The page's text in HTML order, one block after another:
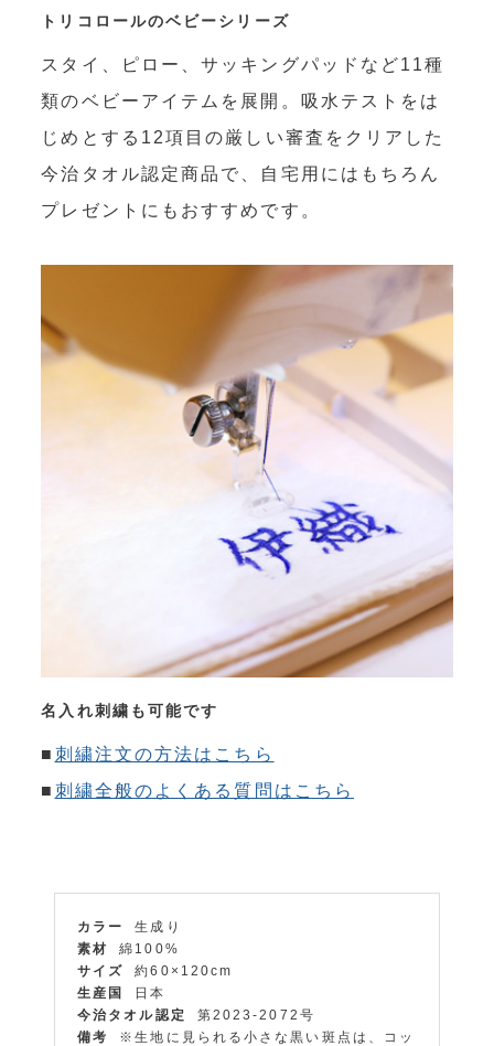
トリコロールのベビーシリーズ
スタイ、ピロー、サッキングパッドなど11種
類のベビーアイテムを展開。吸水テストをは
じめとする12項目の厳しい審査をクリアした
今治タオル認定商品で、自宅用にはもちろん
プレゼントにもおすすめです。
名入れ刺繍も可能です
■ 刺繍注文の方法はこちら
■ 刺繍全般のよくある質問はこちら
カラー
生成り
素材
綿100%
サイズ
約60×120cm
生産国
日本
今治タオル認定
第2023-2072号
備考
※生地に見られる小さな黒い斑点は、コッ